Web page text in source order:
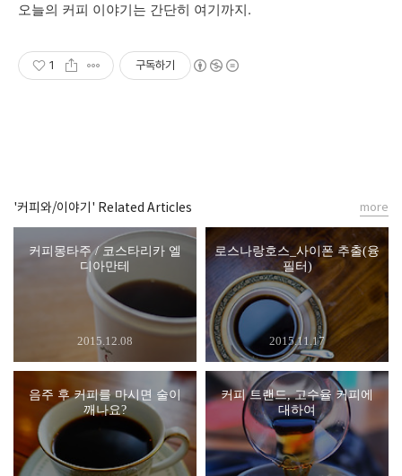
오늘의 커피 이야기는 간단히 여기까지.
1 구독하기
'커피와/이야기' Related Articles
커피몽타주 / 코스타리카 엘
디아만테
2015.12.08
로스나랑호스_사이폰 추출(융
필터)
2015.11.17
음주 후 커피를 마시면 술이
깨나요?
커피 트랜드, 고수율 커피에
대하여
more